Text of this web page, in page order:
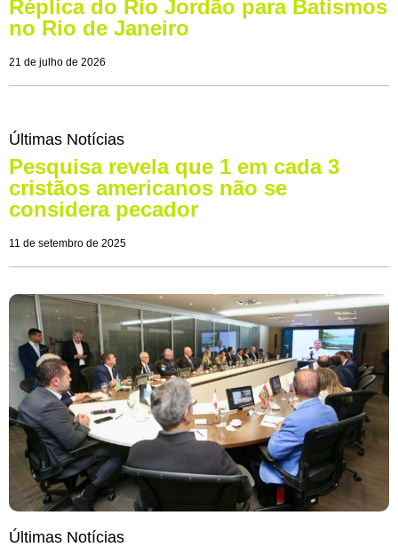
Réplica do Rio Jordão para Batismos
no Rio de Janeiro
21 de julho de 2026
Últimas Notícias
Pesquisa revela que 1 em cada 3
cristãos americanos não se
considera pecador
11 de setembro de 2025
Últimas Notícias